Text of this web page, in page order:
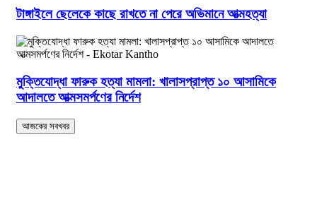
টাঙ্গাইলে ছেলেকে কাছে রাখতে না পেরে অভিমানে আত্মহত্যা
মুক্তিযোদ্ধা ফারুক হত্যা মামলা: খালাসপ্রাপ্ত ১০ আসামিকে
আদালতে আত্মসমর্পণের নির্দেশ